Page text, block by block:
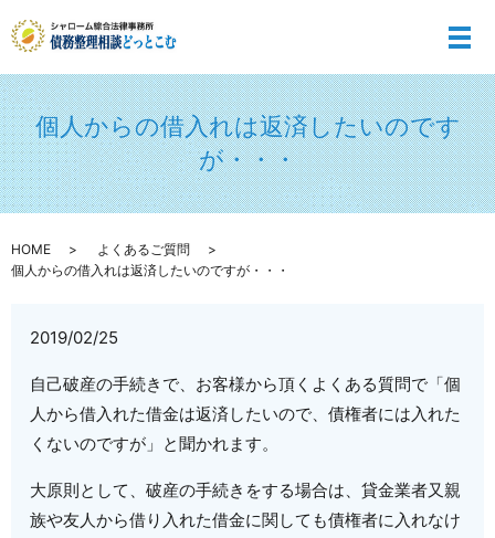
メ
個人からの借入れは返済したいのです
が・・・
HOME
よくあるご質問
個人からの借入れは返済したいのですが・・・
2019/02/25
自己破産の手続きで、お客様から頂くよくある質問で「個
人から借入れた借金は返済したいので、債権者には入れた
くないのですが」と聞かれます。
大原則として、破産の手続きをする場合は、貸金業者又親
族や友人から借り入れた借金に関しても債権者に入れなけ